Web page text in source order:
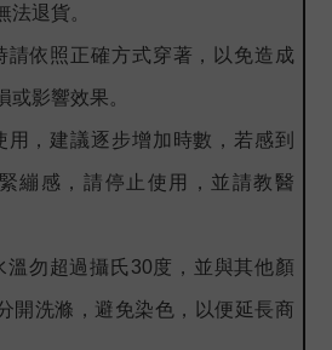
法退貨。
請依照正確方式穿著，以免造成
或影響效果。
用，建議逐步增加時數，若感到
繃感，請停止使用，並請教醫
溫勿超過攝氏30度，並與其他顏
開洗滌，避免染色，以便延長商